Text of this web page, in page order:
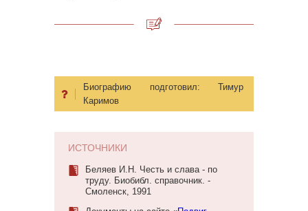
Биографию подготовил: Тимур
Каримов
ИСТОЧНИКИ
Беляев И.Н. Честь и слава - по
труду. Биобибл. справочник. -
Смоленск, 1991